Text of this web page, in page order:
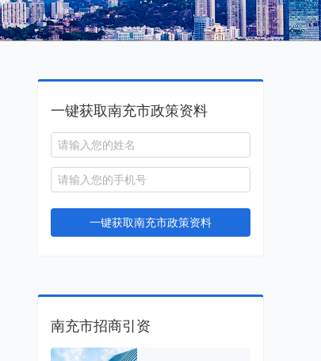
一键获取南充市政策资料
一键获取南充市政策资料
南充市招商引资